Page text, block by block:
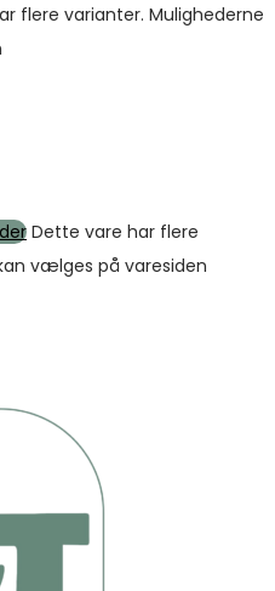
flere varianter. Mulighederne
Dette vare har flere
vælges på varesiden